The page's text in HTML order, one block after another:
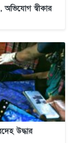
অভিযোগ স্বীকার
উদ্ধার